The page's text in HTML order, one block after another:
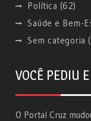
Política (62)
Saúde e Bem-
Sem categoria
VOCÊ PEDIU
O Portal Cruz